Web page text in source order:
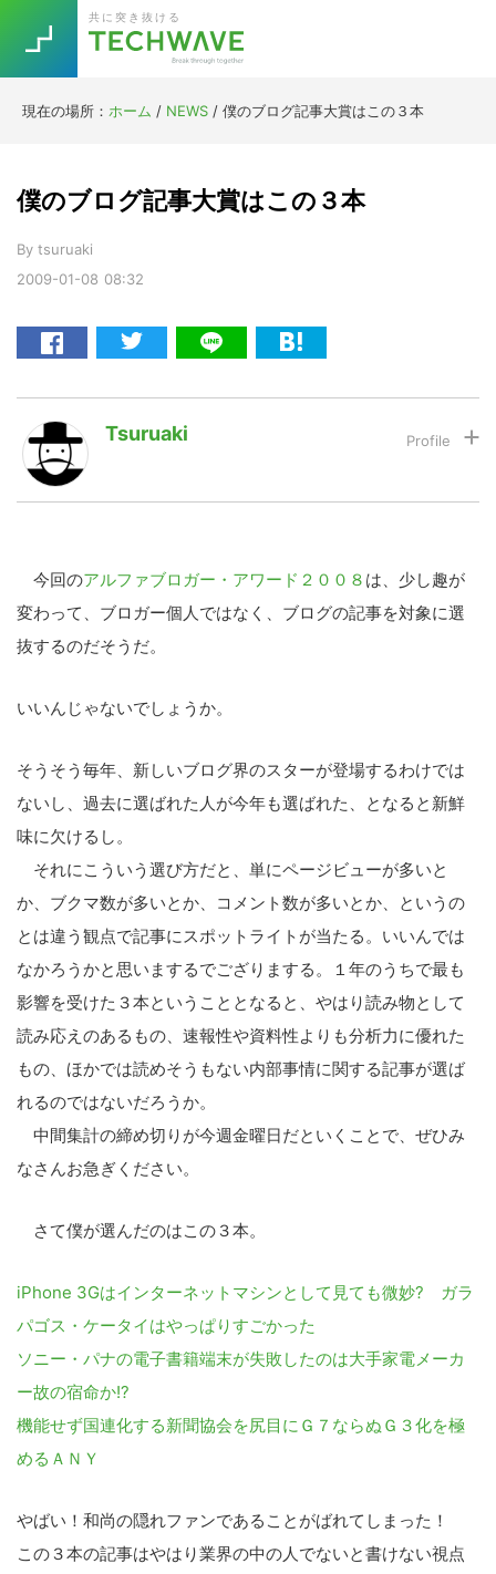
primary
navigation
main
content
primary
sidebar
footer
共に突き抜ける
現在の場所： ホーム / NEWS / 僕のブログ記事大賞はこの３本
2009-01-08 08:32
僕のブログ記事大賞はこの３本
By tsuruaki
Tsuruaki
今回のアルファブロガー・アワード２０ ０８ は、少し趣が
変わって、ブロガー個人ではなく、ブログの記事を対象に選
抜するのだそうだ。
いいんじゃないでしょうか。
そうそう毎年、新しいブログ界のスターが登場するわけでは
ないし 、過去に選ばれた人が今年も選ばれた、となると新鮮
味に欠けるし。
それにこういう選び方だと、単にページビューが多いと
か、ブクマ数が多いとか、コメント数が多いとか、というの
とは違う観点で記事にスポットライトが当たる。いいんでは
なかろうかと思いまするでござりまする。１年のうちで最も
影響を受けた３本ということと なると、やはり読み物として
読み応えのあるもの、速報性や資料性よりも分析力に優れた
もの、ほかでは読めそうもない内部事情に関する記事が選ば
れるのではないだろうか。
中間集計の締め切りが今週金曜日だといくことで、ぜひみ
なさんお急ぎください。
さて僕が選んだのはこの３本。
iPhone 3Gはインターネットマシンとして見ても微妙? ガラ
パゴス・ケータイはやっぱりすごかった
ソニー・パナの電子書籍端末が失敗したのは大手家電メーカ
ー故の宿命か!?
機能せず国連化する新聞協会を尻目にＧ７ならぬＧ３化を極
めるＡ ＮＹ
やばい！和尚の隠れファンである ことがばれてしまった！
この３本の記事はやはり業界の中の人でないと書けない視点
TOPICS
RE:LIFE
Re:Work
AI
暗号資産
Drone
VR/AR
[Startup]
[Voice Edition]
[YouTube]
LINE
投資家登録
特集
Block Data Bank
Keywords
5G
Daily Monthly